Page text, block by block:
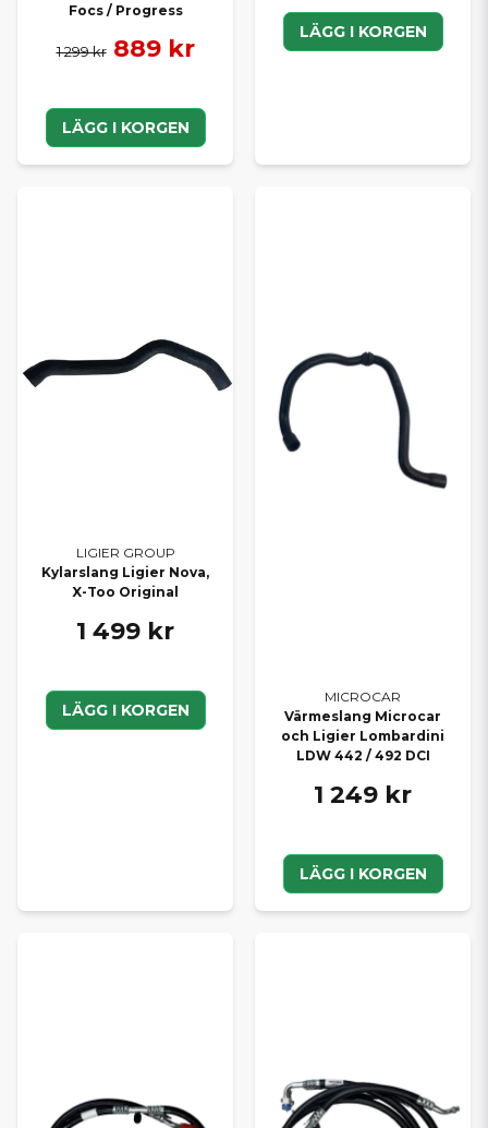
Focs / Progress
1 299 kr 889 kr
LÄGG I KORGEN
LÄGG I KORGEN
LIGIER GROUP
Kylarslang Ligier Nova,
X-Too Original
1 499 kr
LÄGG I KORGEN
MICROCAR
Värmeslang Microcar
och Ligier Lombardini
LDW 442 / 492 DCI
1 249 kr
LÄGG I KORGEN